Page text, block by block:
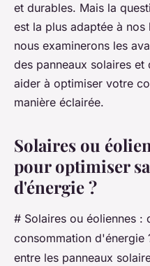
et durables. Mais la
est la plus adaptée à
nous examinerons les
des panneaux solaires
aider à optimiser votre
manière éclairée.
Solaires ou
pour optimiser
d'énergie ?
# Solaires ou éoliennes :
consommation
entre les panneaux